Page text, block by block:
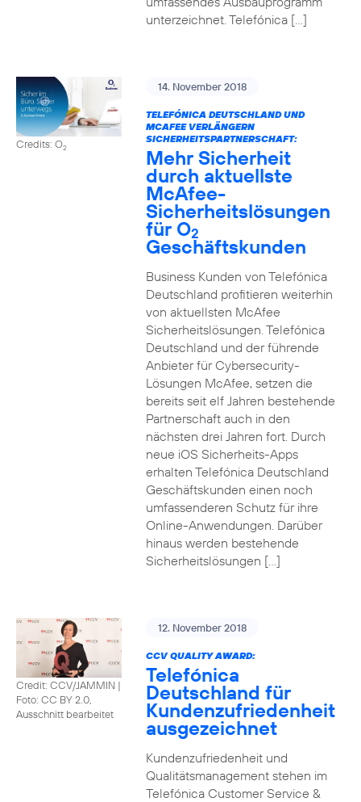
unterzeichnet. Telefónica […]
Credits: O2
14. November 2018
TELEFÓNICA DEUTSCHLAND UND
MCAFEE VERLÄNGERN
SICHERHEITSPARTNERSCHAFT:
Mehr Sicherheit
durch aktuellste
McAfee-
Sicherheitslösungen
für O2
Geschäftskunden
Business Kunden von Telefónica
Deutschland profitieren weiterhin
von aktuellsten McAfee
Sicherheitslösungen. Telefónica
Deutschland und der führende
Anbieter für Cybersecurity-
Lösungen McAfee, setzen die
bereits seit elf Jahren bestehende
Partnerschaft auch in den
nächsten drei Jahren fort. Durch
neue iOS Sicherheits-Apps
erhalten Telefónica Deutschland
Geschäftskunden einen noch
umfassenderen Schutz für ihre
Online-Anwendungen. Darüber
hinaus werden bestehende
Sicherheitslösungen […]
Credit: CCV/JAMMIN |
Foto: CC BY 2.0,
Ausschnitt bearbeitet
12. November 2018
CCV QUALITY AWARD:
Telefónica
Deutschland für
Kundenzufriedenheit
ausgezeichnet
Kundenzufriedenheit und
Qualitätsmanagement stehen im
Telefónica Customer Service &